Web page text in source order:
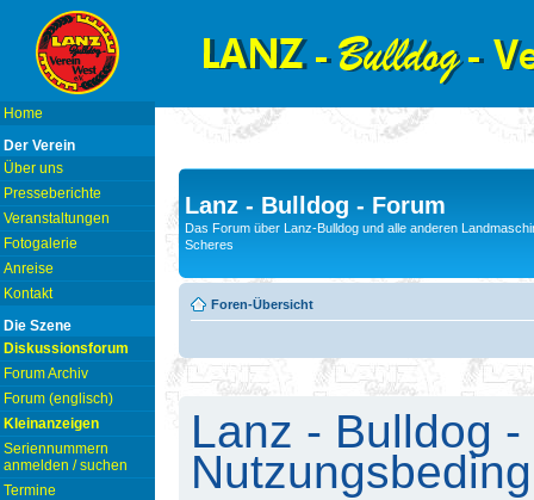
Home
Der Verein
Über uns
Presseberichte
Veranstaltungen
Fotogalerie
Anreise
Kontakt
Die Szene
Diskussionsforum
Forum Archiv
Forum (englisch)
Kleinanzeigen
Seriennummern
anmelden / suchen
Termine
Lanz - Bulldog - Forum
Das Forum über Lanz-Bulldog und alle anderen
Scheres
Foren-Übersicht
Lanz - Bulldog